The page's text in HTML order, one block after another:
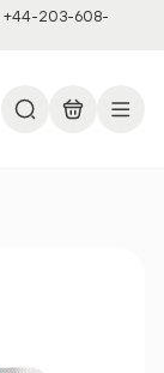
+44-203-608-